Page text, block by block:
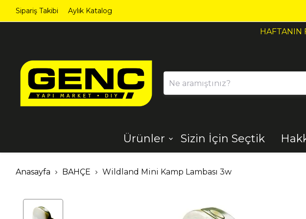
Sipariş Takibi Aylık Katalog
HAFTANIN
Ürünler
Ahşap Aydınlatma Bahçe
Dekorasyon
Sizin İçin Seçtik
Anasayfa BAHÇE Wildland Mini Kamp Lambası 3w